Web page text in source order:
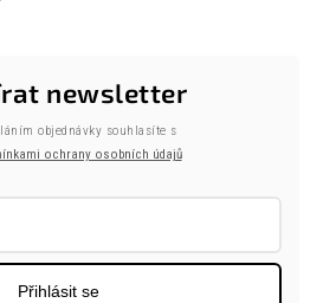
newsletter
objednávky souhlasíte s
ochrany osobních údajů
Přihlásit se